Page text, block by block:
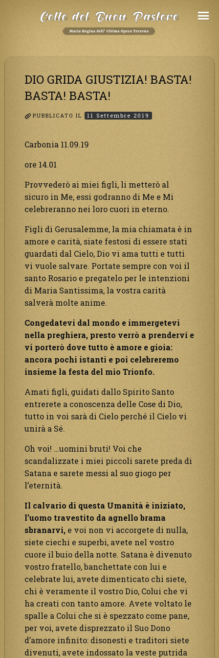
DIO GRIDA GIUSTIZIA! BASTA!
BASTA! BASTA!
PUBBLICATO IL 11 Settembre 2019
Carbonia 11.09.19
ore 14.01
Provvederò ai miei figli, li metterò al
sicuro in Me, essi godranno di Me e Mi
celebreranno nei loro cuori in eterno.
Figli di Gerusalemme, la mia chiamata è in
amore e carità, siate festosi di essere stati
guardati dal Cielo, Dio vi ama tutti e tutti
vi vuole salvare. Portate sempre con voi il
santo Rosario e pregatelo per le intenzioni
di Maria Santissima, la vostra carità
salverà molte anime.
Congedatevi dal mondo e immergetevi
nella preghiera, presto verrò a prendervi e
vi porterò dove tutto è amore e gioia:
ancora pochi istanti e poi celebreremo
insieme la festa del mio Trionfo.
Amati figli, guidati dallo Spirito Santo
entrerete a conoscenza delle Cose di Dio,
tutto in voi sarà di Cielo perché il Cielo vi
unirà a Sé.
Oh voi! …uomini bruti! Voi che
scandalizzate i miei piccoli sarete preda di
Satana e sarete messi al suo giogo per
l’eternità.
Il calvario di questa Umanità è iniziato,
l’uomo travestito da agnello brama
sbranarvi, e voi non vi accorgete di nulla,
siete ciechi e superbi, avete nel vostro
cuore il buio della notte. Satana è divenuto
vostro fratello, banchettate con lui e
celebrate lui, avete dimenticato chi siete,
chi è veramente il vostro Dio, Colui che vi
ha creati con tanto amore. Avete voltato le
spalle a Colui che si è spezzato come pane,
per voi, avete disprezzato il Suo Dono
d’amore infinito: disonesti e traditori siete
divenuti, avete indossato la veste putrida